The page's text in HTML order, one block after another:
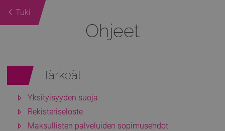
Tuki
Ohjeet
Tärkeät
Yksityisyyden suoja
Rekisteriseloste
Maksullisten palveluiden sopimusehdot